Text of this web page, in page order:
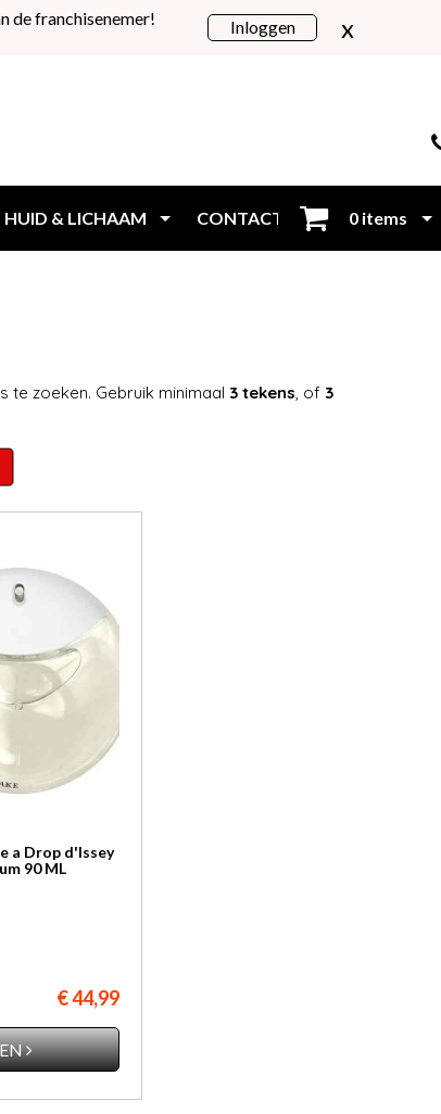
de franchisenemer!
Inloggen x
HUID & LICHAAM CONTACT Inloggen
0 items
zoeken. Gebruik minimaal 3 tekens, of 3
a Drop d'Issey
90 ML
€ 44,99